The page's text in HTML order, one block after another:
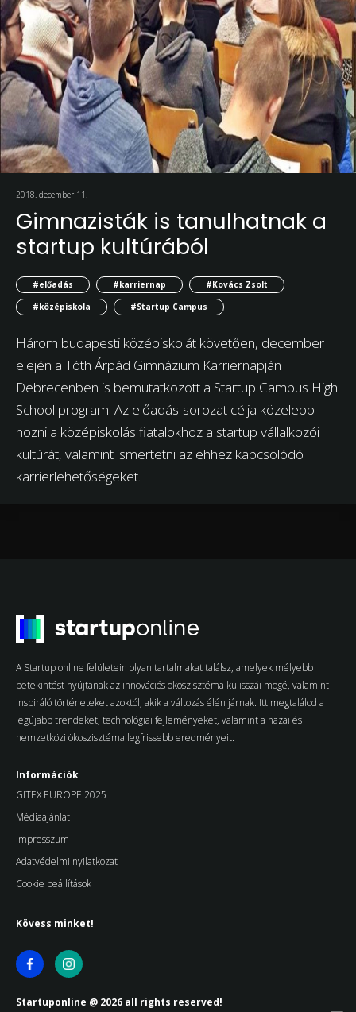
2018. december 11.
Gimnazisták is tanulhatnak a
startup kultúrából
#előadás #karriernap
#Kovács Zsolt
#középiskola
#Startup Campus
Három budapesti középiskolát követően, december
elején a Tóth Árpád Gimnázium Karriernapján
Debrecenben is bemutatkozott a Startup Campus High
School program. Az előadás-sorozat célja közelebb
hozni a középiskolás fiatalokhoz a startup vállalkozói
kultúrát, valamint ismertetni az ehhez kapcsolódó
karrierlehetőségeket.
A Startup online felületein olyan tartalmakat találsz, amelyek mélyebb
betekintést nyújtanak az innovációs ökoszisztéma kulisszái mögé, valamint
inspiráló történeteket azoktól, akik a változás élén járnak. Itt megtalálod a
legújabb trendeket, technológiai fejleményeket, valamint a hazai és
nemzetközi ökoszisztéma legfrissebb eredményeit.
Információk
GITEX EUROPE 2025
Médiaajánlat
Impresszum
Adatvédelmi nyilatkozat
Cookie beállítások
Kövess minket!
Startuponline @ 2026 all rights reserved!